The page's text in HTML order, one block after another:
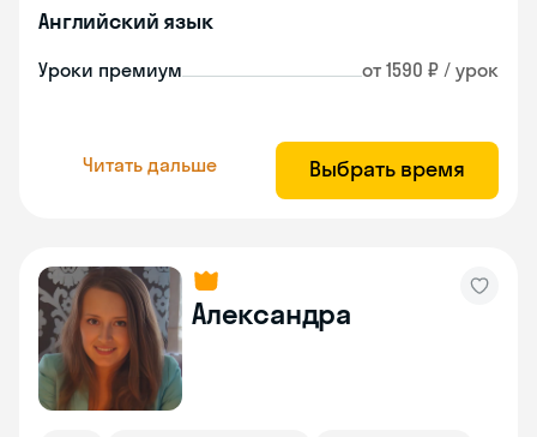
Английский язык
Уроки премиум от 1590 ₽ / урок
Читать дальше Выбрать время
Александра